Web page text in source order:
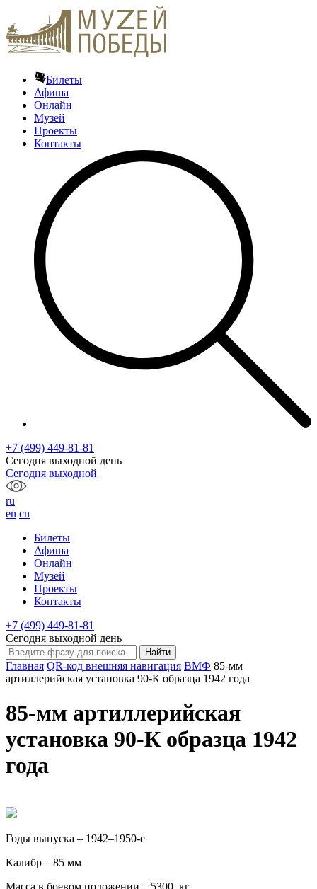
Билеты
Афиша
Онлайн
Музей
Проекты
Контакты
+7 (499) 449-81-81
Сегодня выходной день
Сегодня выходной
ru
en cn
Билеты
Афиша
Онлайн
Музей
Проекты
Контакты
+7 (499) 449-81-81
Сегодня выходной день
Главная QR-код внешняя навигация BМФ 85-мм
артиллерийская установка 90-К образца 1942 года
85-мм артиллерийская
установка 90-К образца 1942
года
Годы выпуска – 1942–1950-е
Калибр – 85 мм
Масса в боевом положении – 5300 кг